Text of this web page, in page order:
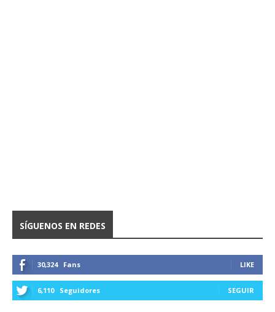
SÍGUENOS EN REDES
30,324 Fans LIKE
6,110 Seguidores SEGUIR